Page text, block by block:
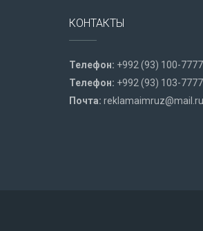
КОНТАКТЫ
Телефон: +992 (93) 100-7777
Телефон: +992 (93) 103-7777
Почта: reklamaimruz@mail.ru